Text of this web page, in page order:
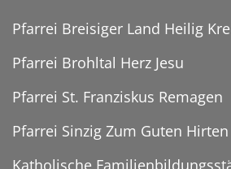
Pfarrei Breisiger Land Heilig
Pfarrei Brohltal Herz Jesu
Pfarrei St. Franziskus Remagen
Pfarrei Sinzig Zum Guten Hirten